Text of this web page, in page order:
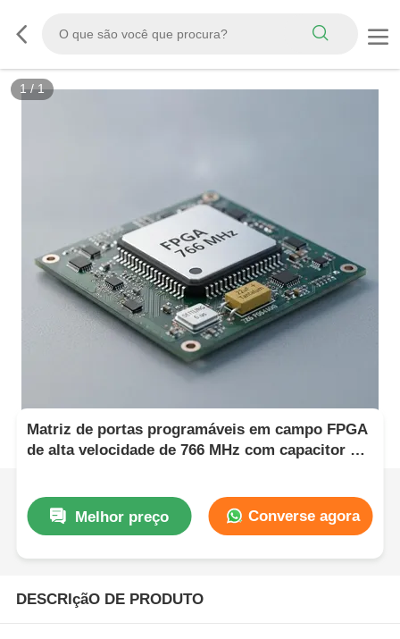
1/1
Matriz de portas programáveis ​​em campo FPGA
de alta velocidade de 766 MHz com capacitor de
Melhor preço
Converse agora
DESCRIçãO DE PRODUTO